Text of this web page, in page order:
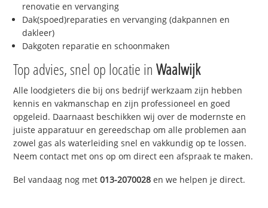
renovatie en vervanging
Dak(spoed)reparaties en vervanging (dakpannen en
dakleer)
Dakgoten reparatie en schoonmaken
Top advies, snel op locatie inWaalwijk
Alle loodgieters die bij ons bedrijf werkzaam zijn hebben
kennis en vakmanschap en zijn professioneel en goed
opgeleid. Daarnaast beschikken wij over de modernste en
juiste apparatuur en gereedschap om alle problemen aan
zowel gas als waterleiding snel en vakkundig op te lossen.
Neem contact met ons op om direct een afspraak te maken.
Bel vandaag nog met013-2070028 en we helpen je direct.